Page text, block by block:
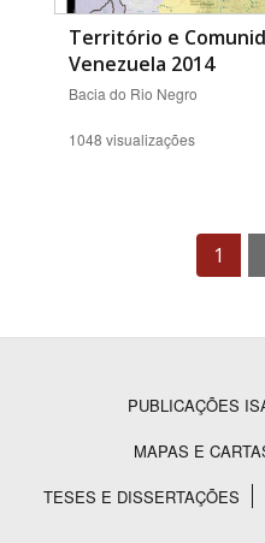
Território e
Venezuela 2014
Bacia do Rio Negro
1048 visualizações
1
Rodapé
PUBLICAÇÕES
MAPAS E
TESES E DISSERTAÇÕES